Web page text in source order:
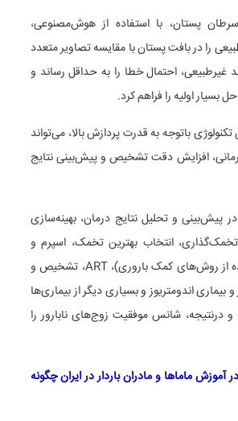
پستان، با استفاده از هوش‌مصنوعی،
را در بافت پستان با مقایسه تصاویر متعدد
غیرطبیعی، احتمال خطا را به حداقل رساند و
اولیه را فراهم کرد.
تکنولوژی باتوجه به قدرت پردازش بالا، می‌تواند
افزایش دقت تشخیص و پیش‌بینی نتایج
و تحلیل نتایج درمان، بهینه‌سازی
انتخاب بهترین تخمک، اسپرم و
جنین(در زمان استفاده از روش‌های کمک باروری)، ART، تشخیص و
اندومتریوز و بسیاری دیگر از بیماری‌ها
و درنتیجه، شانس موفقیت زوج‌های نابارور را
ماماها و مادران باردار در ایران چگونه